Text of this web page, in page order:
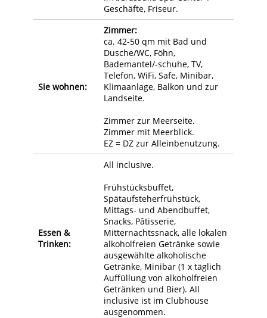
Geschäfte, Friseur.
Sie wohnen:
Zimmer:
ca. 42-50 qm mit Bad und
Dusche/WC, Föhn,
Bademantel/-schuhe, TV,
Telefon, WiFi, Safe, Minibar,
Klimaanlage, Balkon und zur
Landseite.
Zimmer zur Meerseite.
Zimmer mit Meerblick.
EZ = DZ zur Alleinbenutzung.
Essen &
Trinken:
All inclusive.
Frühstücksbuffet,
Spätaufsteherfrühstück,
Mittags- und Abendbuffet,
Snacks, Pâtisserie,
Mitternachtssnack, alle lokalen
alkoholfreien Getränke sowie
ausgewählte alkoholische
Getränke, Minibar (1 x täglich
Auffüllung von alkoholfreien
Getränken und Bier). All
inclusive ist im Clubhouse
ausgenommen.